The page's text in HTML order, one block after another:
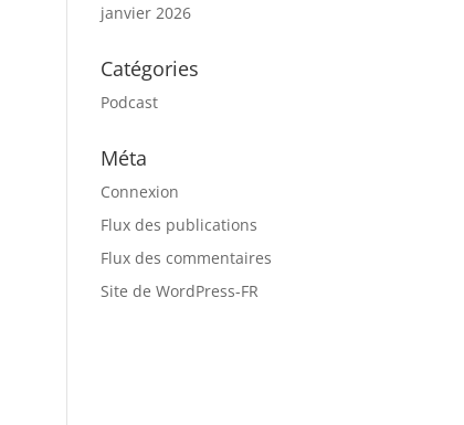
janvier 2026
Catégories
Podcast
Méta
Connexion
Flux des publications
Flux des commentaires
Site de WordPress-FR